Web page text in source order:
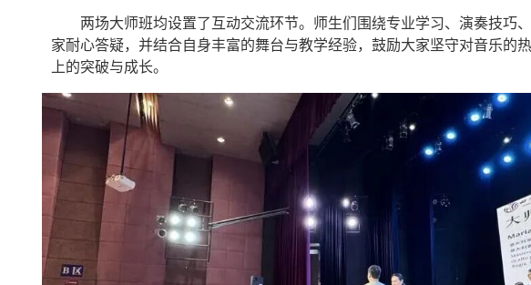
两场大师班均设置了互动交流环节。师生们围绕专业学习、演奏技巧
家耐心答疑，并结合自身丰富的舞台与教学经验，鼓励大家坚守对音乐的
上的突破与成长。